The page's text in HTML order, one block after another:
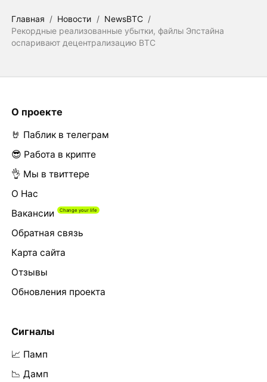
Главная / Новости / NewsBTC /
Рекордные реализованные убытки, файлы Эпстайна
оспаривают децентрализацию BTC
О проекте
🤘 Паблик в телеграм
😎 Работа в крипте
👌 Мы в твиттере
О Нас
Вакансии
Обратная связь
Карта сайта
Отзывы
Обновления проекта
Сигналы
📈 Памп
📉 Дамп